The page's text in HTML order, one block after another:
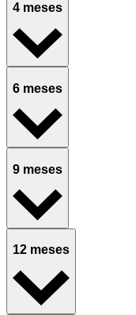
4 meses
6 meses
9 meses
12 meses